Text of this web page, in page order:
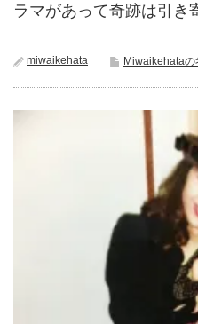
ラマがあって奇跡は引き
miwaikehata Miwaikehataの